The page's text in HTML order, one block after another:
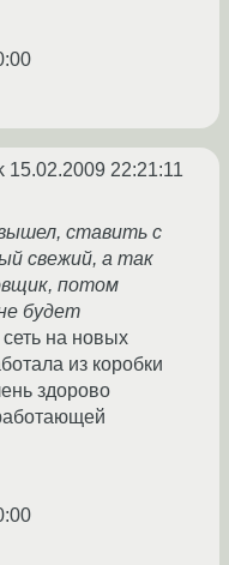
15.02.2009 22:21:11
ставить с
свежий, а так
потом
будет
на новых
из коробки
здорово